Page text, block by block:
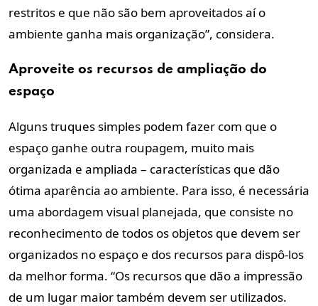
restritos e que não são bem aproveitados aí o
ambiente ganha mais organização”, considera.
Aproveite os recursos de ampliação do
espaço
Alguns truques simples podem fazer com que o
espaço ganhe outra roupagem, muito mais
organizada e ampliada – características que dão
ótima aparência ao ambiente. Para isso, é necessária
uma abordagem visual planejada, que consiste no
reconhecimento de todos os objetos que devem ser
organizados no espaço e dos recursos para dispô-los
da melhor forma. “Os recursos que dão a impressão
de um lugar maior também devem ser utilizados.